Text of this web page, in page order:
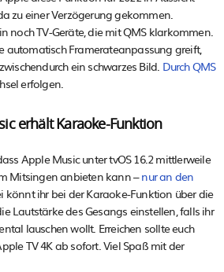
zu einer Verzögerung gekommen.
noch TV-Geräte, die mit QMS klarkommen.
automatisch Framerateanpassung greift,
ein schwarzes Bild. Durch QMS
erfolgen.
erhält Karaoke-Funktion
Apple Music unter tvOS 16.2 mittlerweile
Mitsingen anbieten kann –nur an den
könnt ihr bei der Karaoke-Funktion über die
Lautstärke des Gesangs einstellen, falls ihr
lauschen wollt. Erreichen sollte euch
TV 4K ab sofort. Viel Spaß mit der